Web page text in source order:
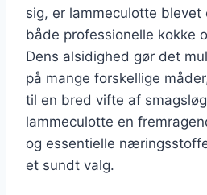
sig, er lammeculotte
både professionelle kokke
Dens alsidighed gør det
på mange forskellige
til en bred vifte af
lammeculotte en
og essentielle
et sundt valg.